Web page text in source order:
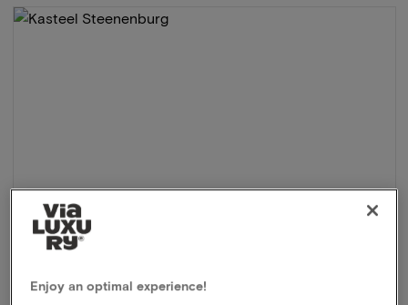
Kasteel Steenenburg★★★★
Enjoy an optimal experience!